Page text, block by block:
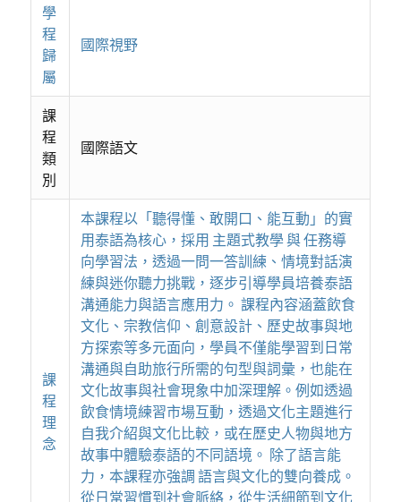
學
程
歸
屬
國際視野
課
程
類
別
國際語文
課
程
理
念
本課程以「聽得懂、敢開口、能互動」的實
用泰語為核心，採用 主題式教學 與 任務導
向學習法，透過一問一答訓練、情境對話演
練與迷你聽力挑戰，逐步引導學員培養泰語
溝通能力與語言應用力。 課程內容涵蓋飲食
文化、宗教信仰、創意設計、歷史故事與地
方探索等多元面向，學員不僅能學習到日常
溝通與自助旅行所需的句型與詞彙，也能在
文化故事與社會現象中加深理解。例如透過
飲食情境練習市場互動，透過文化主題進行
自我介紹與文化比較，或在歷史人物與地方
故事中體驗泰語的不同語境。 除了語言能
力，本課程亦強調 語言與文化的雙向養成。
從日常習慣到社會脈絡，從生活細節到文化